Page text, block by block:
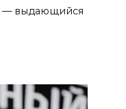
— выдающийся